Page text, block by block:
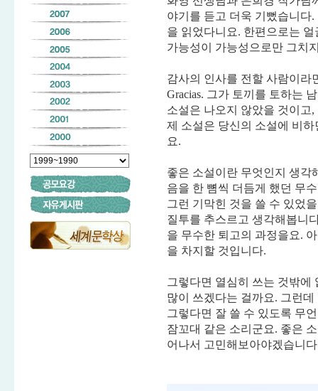
야기를 듣고 더욱 기뻤습니다
을 읽었다니요. 한편으로는
가능성이 가능성으로만 그치
감사의 인사를 전할 사람이라
Gracias. 그가 토끼를 토하는
소설은 나오지 않았을 것이고
제 소설은 당신의 소설에 비
요.
좋은 소설이란 무엇인지 생각
음을 한 뼘씩 더듬게 했던 무
그런 기막힌 것을 쓸 수 있었
질투를 추스르고 생각해봅니
을 무수한 퇴고의 과정을요.
을 차지할 것입니다.
그렇다면 열심히 쓰는 것밖에
많이 쓰겠다는 걸까요. 그런
그렇다면 잘 쓸 수 있도록 무
잠꼬대 같은 소리군요. 좋은
어나서 고민해보아야겠습니